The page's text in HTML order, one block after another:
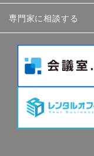
専門家に相談する